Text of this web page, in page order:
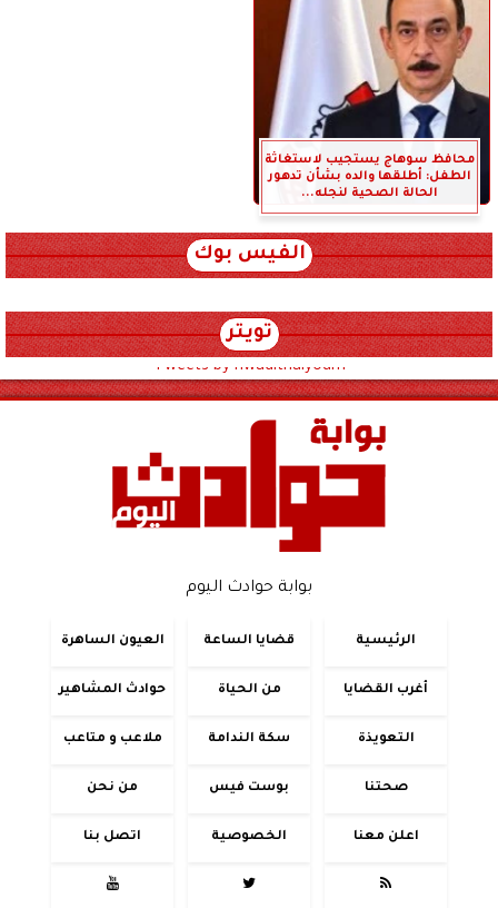
محافظ سوهاج يستجيب لاستغاثة
الطفل: أطلقها والده بشأن تدهور
الحالة الصحية لنجله...
الفيس بوك
تويتر
Tweets by hwadithalyoum
بوابة حوادث اليوم
الرئيسية قضايا الساعة العيون الساهرة
أغرب القضايا من الحياة حوادث المشاهير
التعويذة سكة الندامة ملاعب و متاعب
صحتنا بوست فيس من نحن
اعلن معنا الخصوصية اتصل بنا


